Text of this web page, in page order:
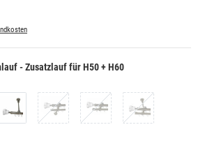
- Zusatzlauf für H50 + H60